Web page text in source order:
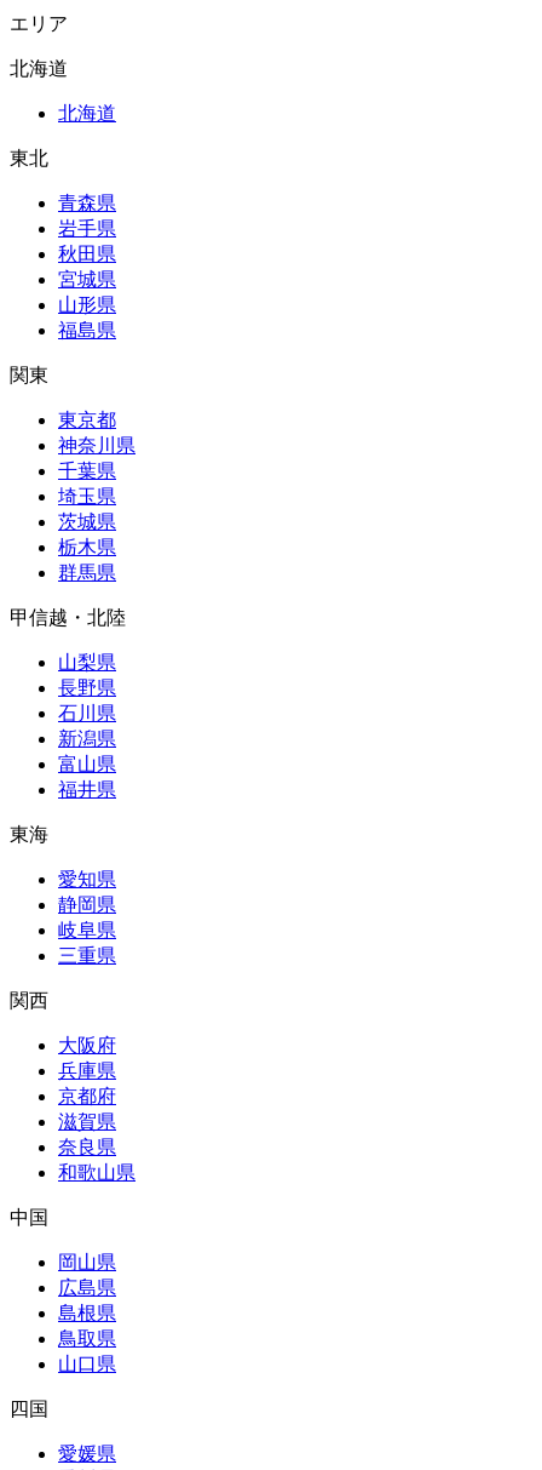
エリア
北海道
北海道
東北
青森県
岩手県
秋田県
宮城県
山形県
福島県
関東
東京都
神奈川県
千葉県
埼玉県
茨城県
栃木県
群馬県
甲信越・北陸
山梨県
長野県
石川県
新潟県
富山県
福井県
東海
愛知県
静岡県
岐阜県
三重県
関西
大阪府
兵庫県
京都府
滋賀県
奈良県
和歌山県
中国
岡山県
広島県
島根県
鳥取県
山口県
四国
愛媛県